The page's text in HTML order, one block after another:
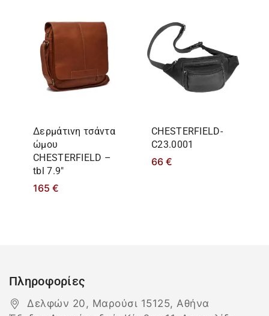
Δερμάτινη τσάντα
ώμου
CHESTERFIELD –
tbl 7.9″
165 €
CHESTERFIELD-
C23.0001
66 €
Πληροφορίες
Δελφών 20, Μαρούσι 15125, Αθήνα